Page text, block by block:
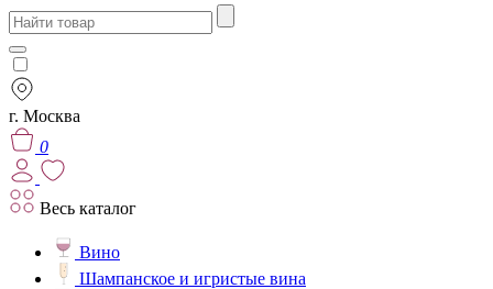
г. Москва
0
Весь каталог
Вино
Шампанское и игристые вина